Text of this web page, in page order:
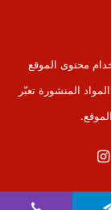
محتوى الموقع
المنشورة تعبّر